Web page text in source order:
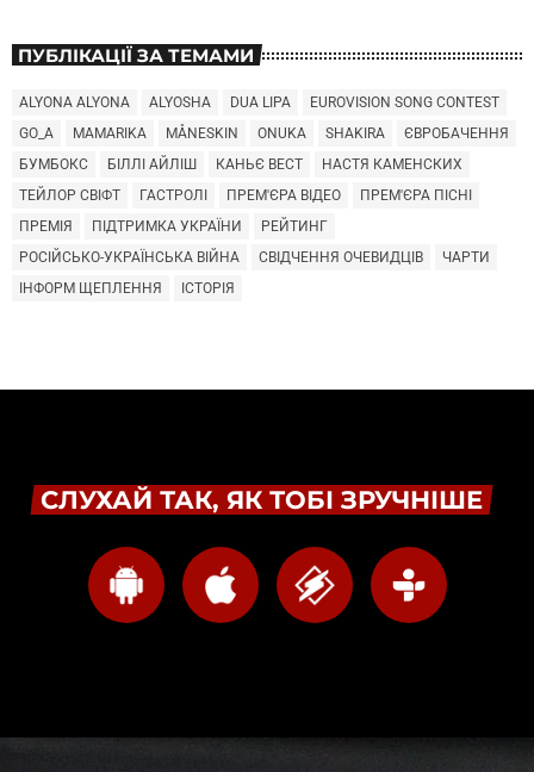
ПУБЛІКАЦІЇ ЗА ТЕМАМИ
ALYONA ALYONA ALYOSHA DUA LIPA
EUROVISION SONG CONTEST
GO_A
MAMARIKA MÅNESKIN ONUKA SHAKIRA
ЄВРОБАЧЕННЯ
БУМБОКС
БІЛЛІ АЙЛІШ КАНЬЄ ВЕСТ
НАСТЯ КАМЕНСКИХ
ТЕЙЛОР СВІФТ
ГАСТРОЛІ ПРЕМ'ЄРА ВІДЕО
ПРЕМ'ЄРА ПІСНІ
ПРЕМІЯ
ПІДТРИМКА УКРАЇНИ
РЕЙТИНГ
РОСІЙСЬКО-УКРАЇНСЬКА ВІЙНА
СВІДЧЕННЯ ОЧЕВИДЦІВ
ЧАРТИ
ІНФОРМ ЩЕПЛЕННЯ
ІСТОРІЯ
СЛУХАЙ ТАК, ЯК ТОБІ ЗРУЧНІШЕ